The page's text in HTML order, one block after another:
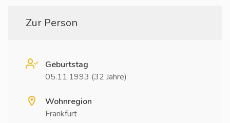
Zur Person
Geburtstag
05.11.1993 (32 Jahre)
Wohnregion
Frankfurt